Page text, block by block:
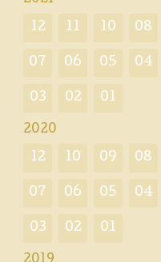
12 11 10 08
07 06 05 04
03 02 01
2020
12 10 09 08
07 06 05 04
03 02 01